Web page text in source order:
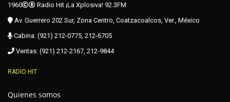
1960
Radio Hit ¡La Xplosiva! 92.3FM
Av. Guerrero 202 Sur, Zona Centro, Coatzacoalcos, Ver., México
Cabina: (921) 212-0775, 212-6705
Ventas: (921) 212-2167, 212-9844
RADIO HIT
Quienes somos